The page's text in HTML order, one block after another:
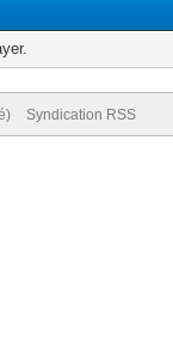
Syndication RSS